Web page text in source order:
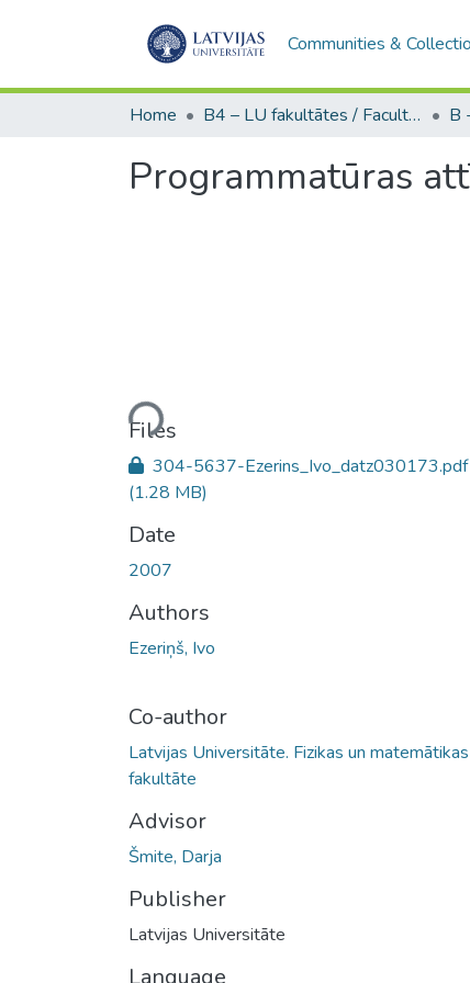
Communities &
Home B4 – LU fakultātes / Faculties of the UL
Programmatūras
Loading...
Files
304-5637-Ezerins_Ivo_datz030173.pdf
(1.28 MB)
Date
2007
Authors
Ezeriņš, Ivo
Co-author
Latvijas Universitāte. Fizikas un matemātikas
fakultāte
Advisor
Šmite, Darja
Publisher
Latvijas Universitāte
Language